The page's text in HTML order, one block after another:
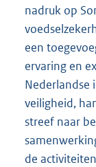
nadruk op
een
ervaring en
Nederlandse
veiligheid,
streef naar
de